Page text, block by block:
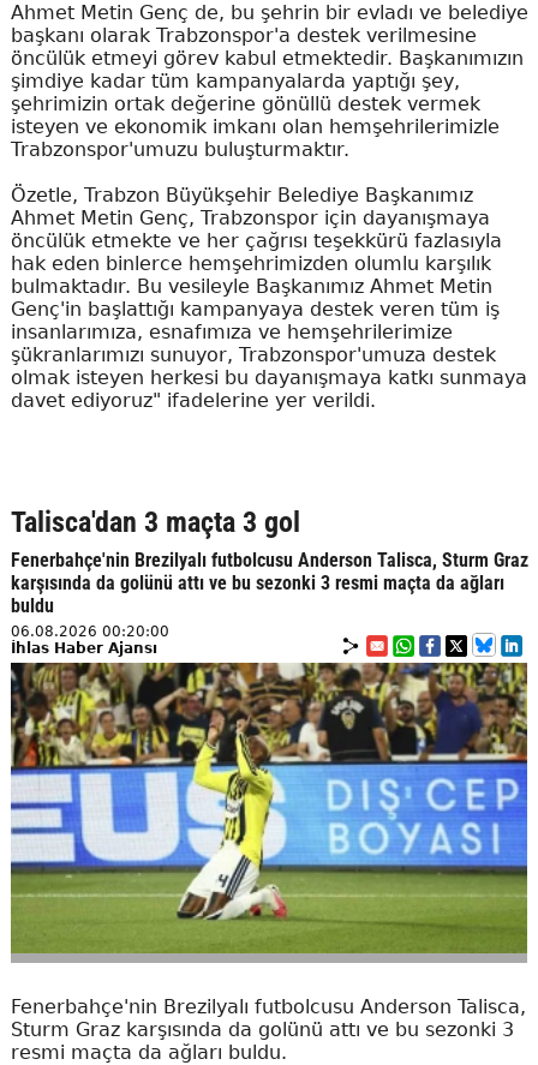
Ahmet Metin Genç de, bu şehrin bir evladı ve belediye
başkanı olarak Trabzonspor'a destek verilmesine
öncülük etmeyi görev kabul etmektedir. Başkanımızın
şimdiye kadar tüm kampanyalarda yaptığı şey,
şehrimizin ortak değerine gönüllü destek vermek
isteyen ve ekonomik imkanı olan hemşehrilerimizle
Trabzonspor'umuzu buluşturmaktır.
Özetle, Trabzon Büyükşehir Belediye Başkanımız
Ahmet Metin Genç, Trabzonspor için dayanışmaya
öncülük etmekte ve her çağrısı teşekkürü fazlasıyla
hak eden binlerce hemşehrimizden olumlu karşılık
bulmaktadır. Bu vesileyle Başkanımız Ahmet Metin
Genç'in başlattığı kampanyaya destek veren tüm iş
insanlarımıza, esnafımıza ve hemşehrilerimize
şükranlarımızı sunuyor, Trabzonspor'umuza destek
olmak isteyen herkesi bu dayanışmaya katkı sunmaya
davet ediyoruz" ifadelerine yer verildi.
Talisca'dan 3 maçta 3 gol
Fenerbahçe'nin Brezilyalı futbolcusu Anderson Talisca, Sturm Graz
karşısında da golünü attı ve bu sezonki 3 resmi maçta da ağları
buldu
06.08.2026 00:20:00
İhlas Haber Ajansı
Fenerbahçe'nin Brezilyalı futbolcusu Anderson Talisca,
Sturm Graz karşısında da golünü attı ve bu sezonki 3
resmi maçta da ağları buldu.